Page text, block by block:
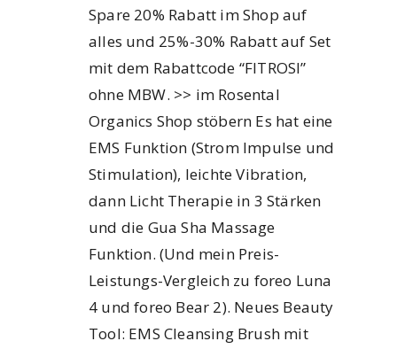
Spare 20% Rabatt im Shop auf
alles und 25%-30% Rabatt auf Set
mit dem Rabattcode “FITROSI”
ohne MBW. >> im Rosental
Organics Shop stöbern Es hat eine
EMS Funktion (Strom Impulse und
Stimulation), leichte Vibration,
dann Licht Therapie in 3 Stärken
und die Gua Sha Massage
Funktion. (Und mein Preis-
Leistungs-Vergleich zu foreo Luna
4 und foreo Bear 2). Neues Beauty
Tool: EMS Cleansing Brush mit